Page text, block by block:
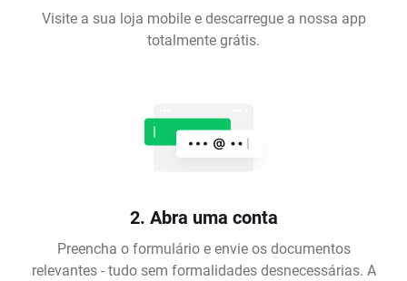
Visite a sua loja mobile e descarregue a nossa app
totalmente grátis.
2. Abra uma conta
Preencha o formulário e envie os documentos
relevantes - tudo sem formalidades desnecessárias. A